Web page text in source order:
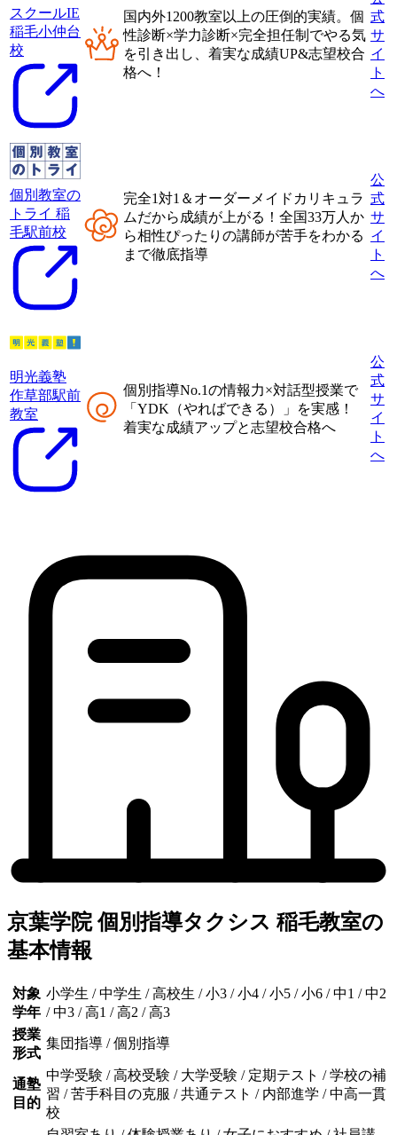
スクールIE
稲毛小仲台
校
国内外1200教室以上の圧倒的実績。 個
性診断×学力診断×完全担任制 でやる気
を引き出し、着実な成績UP&志望校合
格へ！
式
サ
イ
ト
へ
個別教室の
トライ 稲
毛駅前校
完全1対1＆オーダーメイドカリキュラ
ムだから成績が上がる！ 全国33万人か
ら相性ぴったりの講師が苦手をわかる
まで徹底指導
公
式
サ
イ
ト
へ
明光義塾
作草部駅前
教室
個別指導No.1の情報力×対話型授業で
「 YDK（やればできる）
」を実感！
着実な成績アップと志望校合格へ
公
式
サ
イ
ト
へ
京葉学院 個別指導タクシス 稲毛教室の
基本情報
対象
学年
小学生 / 中学生 / 高校生 / 小3 / 小4 / 小5 / 小6 / 中1 / 中2
/ 中3 / 高1 / 高2 / 高3
授業
形式
集団指導 / 個別指導
通塾
目的
中学受験 / 高校受験 / 大学受験 / 定期テスト / 学校の補
習 / 苦手科目の克服 / 共通テスト / 内部進学 / 中高一貫
校